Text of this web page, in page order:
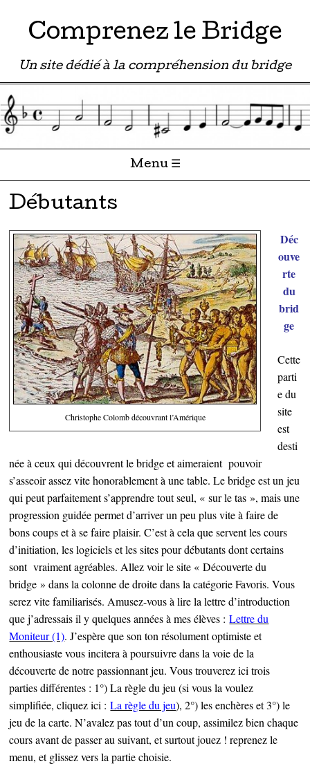
Comprenez le Bridge
Un site dédié à la compréhension du bridge
Menu ☰
Passer directement au contenu
Débutants
Christophe Colomb découvrant l’Amérique
Déc
ouve
rte
du
brid
ge
Cette
parti
e du
site
est
desti
née à ceux qui découvrent le bridge et aimeraient pouvoir
s’asseoir assez vite honorablement à une table. Le bridge est un jeu
qui peut parfaitement s’apprendre tout seul, « sur le tas », mais une
progression guidée permet d’arriver un peu plus vite à faire de
bons coups et à se faire plaisir. C’est à cela que servent les cours
d’initiation, les logiciels et les sites pour débutants dont certains
sont vraiment agréables. Allez voir le site « Découverte du
bridge » dans la colonne de droite dans la catégorie Favoris. Vous
serez vite familiarisés. Amusez-vous à lire la lettre d’introduction
que j’adressais il y quelques années à mes élèves :Lettre du
Moniteur (1). J’espère que son ton résolument optimiste et
enthousiaste vous incitera à poursuivre dans la voie de la
découverte de notre passionnant jeu. Vous trouverez ici trois
parties différentes : 1°) La règle du jeu (si vous la voulez
simplifiée, cliquez ici :La règle du jeu), 2°) les enchères et 3°) le
jeu de la carte. N’avalez pas tout d’un coup, assimilez bien chaque
cours avant de passer au suivant, et surtout jouez ! reprenez le
menu, et glissez vers la partie choisie.